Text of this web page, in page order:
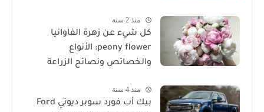
منذ 2 سنة
كل شيء عن زهرة الفاوانيا
peony flower: الأنواع
والخصائص ونصائح الزراعة
منذ 4 سنة
بيك أب فورد سوبر ديوتي Ford